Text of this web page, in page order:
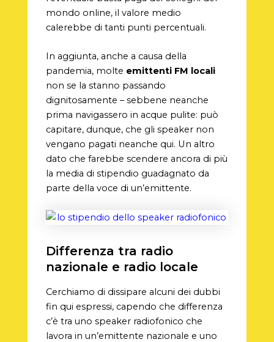
mondo online, il valore medio
calerebbe di tanti punti percentuali.
In aggiunta, anche a causa della
pandemia, molte emittenti FM locali
non se la stanno passando
dignitosamente – sebbene neanche
prima navigassero in acque pulite: può
capitare, dunque, che gli speaker non
vengano pagati neanche qui. Un altro
dato che farebbe scendere ancora di più
la media di stipendio guadagnato da
parte della voce di un’emittente.
Differenza tra radio
nazionale e radio locale
Cerchiamo di dissipare alcuni dei dubbi
fin qui espressi, capendo che differenza
c’è tra uno speaker radiofonico che
lavora in un’emittente nazionale e uno